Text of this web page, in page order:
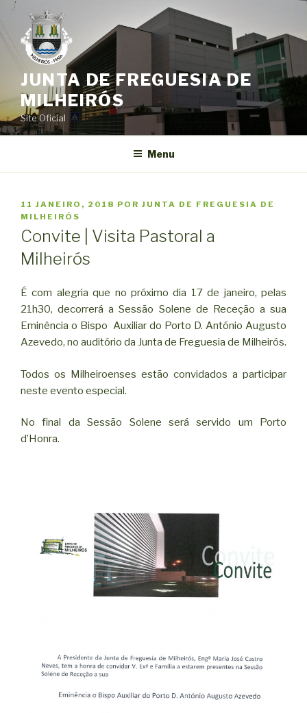
Saltar
o
conteúdo
JUNTA DE FREGUESIA DE
MILHEIRÓS
Site Oficial
Menu
PUBLICADO
EM
11 JANEIRO, 2018 POR JUNTA DE FREGUESIA DE
MILHEIRÓS
Convite | Visita Pastoral a
Milheirós
É com alegria que no próximo dia 17 de janeiro, pelas
21h30, decorrerá a Sessão Solene de Receção a sua
Eminência o Bispo Auxiliar do Porto D. António Augusto
Azevedo, no auditório da Junta de Freguesia de Milheirós.
Todos os Milheiroenses estão convidados a participar
neste evento especial.
No final da Sessão Solene será servido um Porto
d’Honra.